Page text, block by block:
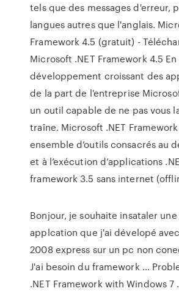
tels que des messages d'erreur,
langues autres que l'anglais.
Framework 4.5 (gratuit) -
Microsoft .NET Framework 4.5
développement croissant des
de la part de l'entreprise
un outil capable de ne pas vous
traîne. Microsoft .NET
ensemble d’outils consacrés au
et à l’exécution d’applications
framework 3.5 sans internet
Bonjour, je souhaite insataler
applcation que j'ai dévelopé
2008 express sur un pc non
J'ai besoin du framework …
.NET Framework with Windows 7